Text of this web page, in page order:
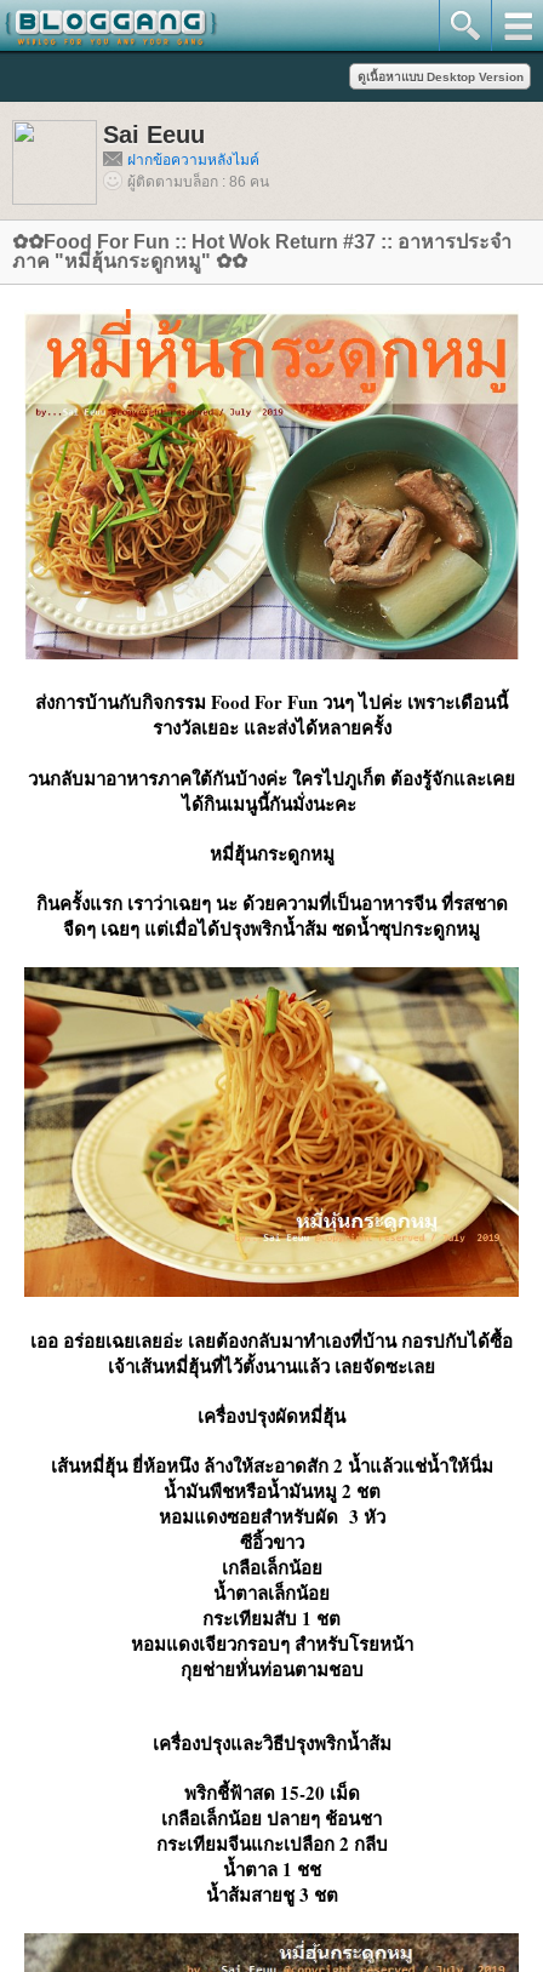
Sai Eeuu
ฝากข้อความหลังไมค์
ผู้ติดตามบล็อก : 86 คน
✿✿Food For Fun :: Hot Wok Return #37 :: อาหารประจำ
ภาค "หมี่ฮุ้นกระดูกหมู" ✿✿
ส่งการบ้านกับกิจกรรม Food For Fun วนๆ ไปค่ะ เพราะเดือนนี้
รางวัลเยอะ และส่งได้หลายครั้ง
วนกลับมาอาหารภาคใต้กันบ้างค่ะ ใครไปภูเก็ต ต้องรู้จักและเค
ได้กินเมนูนี้กันมั่งนะคะ
หมี่ฮุ้นกระดูกหมู
กินครั้งแรก เราว่าเฉยๆ นะ ด้วยความที่เป็นอาหารจีน ที่รสชาด
จืดๆ เฉยๆ แต่เมื่อได้ปรุงพริกน้ำส้ม ซดน้ำซุปกระดูกหมู
เออ อร่อยเฉยเลยอ่ะ เลยต้องกลับมาทำเองที่บ้าน กอรปกับได้ซื้อ
เจ้าเส้นหมี่ฮุ้นที่ไว้ตั้งนานแล้ว เลยจัดซะเล
เครื่องปรุงผัดหมี่ฮุ้น
เส้นหมี่ฮุ้น ยี่ห้อหนึง ล้างให้สะอาดสัก 2 น้ำแล้วแช่น้ำให้นิ่ม
น้ำมันพืชหรือน้ำมันหมู 2 ชต
หอมแดงซอยสำหรับผัด 3 หัว
ซีอิ้วขาว
เกลือเล็กน้อ
น้ำตาลเล็กน้อ
กระเทียมสับ 1 ชต
หอมแดงเจียวกรอบๆ สำหรับโรยหน้า
กุยช่ายหั่นท่อนตามชอบ
เครื่องปรุงและวิธีปรุงพริกน้ำส้ม
พริกชี้ฟ้าสด 15-20 เม็ด
เกลือเล็กน้อย ปลายๆ ช้อนชา
กระเทียมจีนแกะเปลือก 2 กลีบ
น้ำตาล 1 ชช
น้ำส้มสายชู 3 ชต